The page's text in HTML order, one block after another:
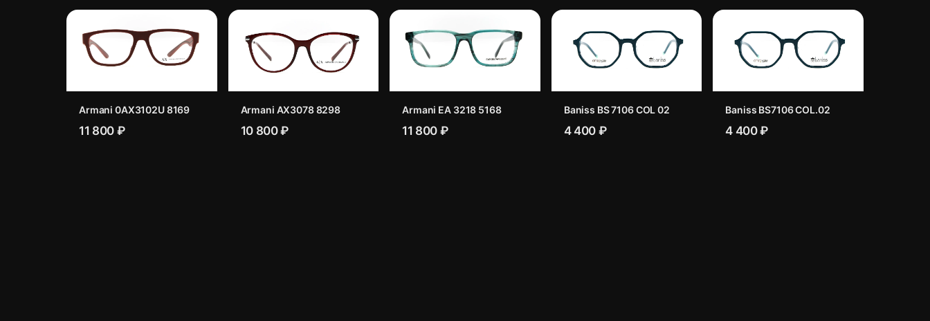
Armani 0AX3102U 8169
11 800 ₽
Armani AX3078 8298
10 800 ₽
Armani EA 3218 5168
11 800 ₽
Baniss BS 7106 COL 02
4 400 ₽
Baniss BS7106 COL.02
4 400 ₽